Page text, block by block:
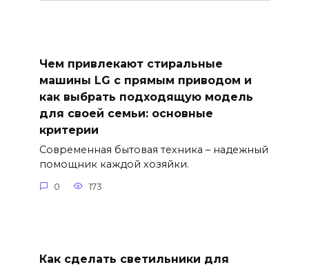
Чем привлекают стиральные
машины LG с прямым приводом и
как выбрать подходящую модель
для своей семьи: основные
критерии
Современная бытовая техника – надежный
помощник каждой хозяйки.
0 173
Как сделать светильники для